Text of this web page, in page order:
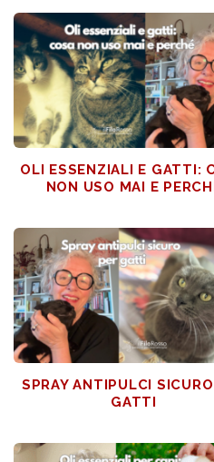
OLI ESSENZIALI E GATTI:
NON USO MAI E
SPRAY ANTIPULCI
GATTI